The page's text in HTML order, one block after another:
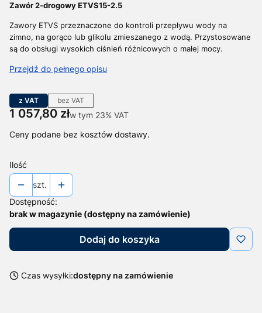
Zawór 2-drogowy ETVS15-2.5
Zawory ETVS przeznaczone do kontroli przepływu wody na
zimno, na gorąco lub glikolu zmieszanego z wodą. Przystosowane
są do obsługi wysokich ciśnień różnicowych o małej mocy.
Przejdź do pełnego opisu
z VAT bez VAT
Cena
1 057,80 złw tym 23% VAT
w tym 23% VAT
Ceny podane bez kosztów dostawy.
Ilość
szt.
Dostępność:
brak w magazynie (dostępny na zamówienie)
Dodaj do koszyka
Czas wysyłki:dostępny na zamówienie